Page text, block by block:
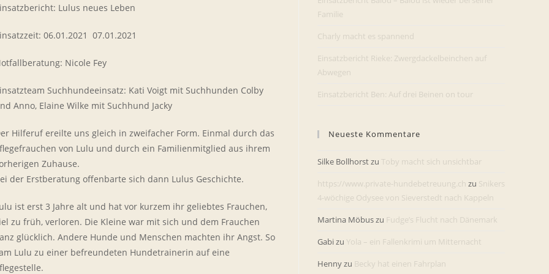
Lulus neues Leben
06.01.2021  07.01.2021
Nicole Fey
Suchhundeeinsatz: Kati Voigt mit Suchhunden Colby
Anno, Elaine Wilke mit Suchhund Jacky
Hilferuf ereilte uns gleich in zweifacher Form. Einmal durch das
von Lulu und durch ein Familienmitglied aus ihrem
Zuhause.
der Erstberatung offenbarte sich dann Lulus Geschichte.
ist erst 3 Jahre alt und hat vor kurzem ihr geliebtes Frauchen,
zu früh, verloren. Die Kleine war mit sich und dem Frauchen
glücklich. Andere Hunde und Menschen machten ihr Angst. So
Lulu zu einer befreundeten Hundetrainerin auf eine
Familie
Charly macht es spannend
Einsatzbericht Rieke: Zwergdackelbeinchen auf
Abwegen
Einsatzbericht Ben: Auf drei Beinen on tour
Neueste Kommentare
Silke Bollhorstzu Toby macht sich unsichtbar
https://www.private-hundebetreuung.ch zu Snikers
4-wöchige Odysee von Sieverstedt nach Kappeln
Martina Möbuszu Fudge’s Flucht nach Dänemark
Gabizu Yola – ein Fallenkrimi um Mitternacht
Hennyzu Becky hat einen Fahrplan